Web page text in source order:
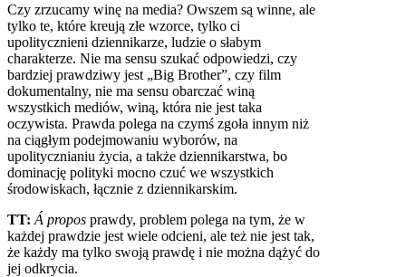
Czy zrzucamy winę na media? Owszem są winne, ale
tylko te, które kreują złe wzorce, tylko ci
upolitycznieni dziennikarze, ludzie o słabym
charakterze. Nie ma sensu szukać odpowiedzi, czy
bardziej prawdziwy jest „Big Brother”, czy film
dokumentalny, nie ma sensu obarczać winą
wszystkich mediów, winą, która nie jest taka
oczywista. Prawda polega na czymś zgoła innym niż
na ciągłym podejmowaniu wyborów, na
upolitycznianiu życia, a także dziennikarstwa, bo
dominację polityki mocno czuć we wszystkich
środowiskach, łącznie z dziennikarskim.
TT: Á propos prawdy, problem polega na tym, że w
każdej prawdzie jest wiele odcieni, ale też nie jest tak,
że każdy ma tylko swoją prawdę i nie można dążyć do
jej odkrycia.